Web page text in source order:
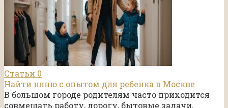
Статьи 0
Найти няню с опытом для ребенка в Москве
В большом городе родителям часто приходится
совмещать работу, дорогу, бытовые задачи,